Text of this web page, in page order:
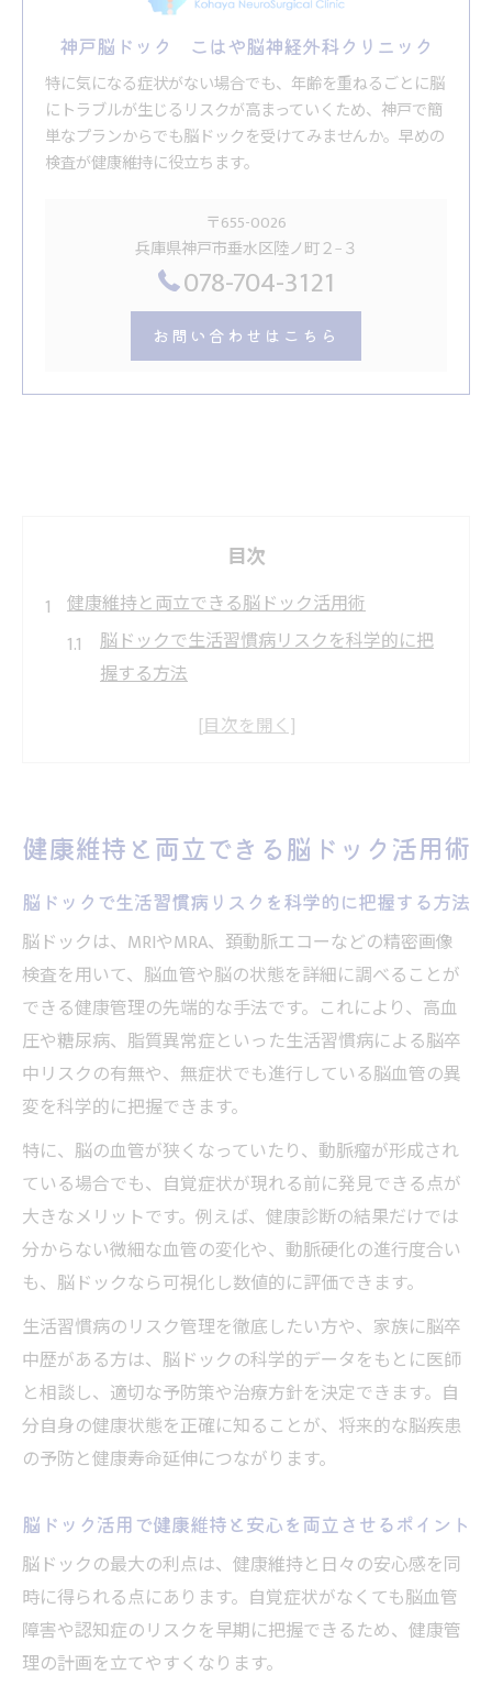
神戸脳ドック こはや脳神経外科クリニック
特に気になる症状がない場合でも、年齢を重ねるごとに脳
にトラブルが生じるリスクが高まっていくため、神戸で簡
単なプランからでも脳ドックを受けてみませんか。早めの
検査が健康維持に役立ちます。
〒655-0026
兵庫県神戸市垂水区陸ノ町２−３
078-704-3121
お問い合わせはこちら
目次
健康維持と両立できる脳ドック活用術
脳ドックで生活習慣病リスクを科学的に把
握する方法
脳ドック活用で健康維持と安心を両立させ
脳ドック検査の特徴と健康診断との違いを
グとコツ
脳ドック受診で見える未来の安心とは
脳ドックがもたらす『異常なし』という安
心感の大きさ
脳ドック受診後の生活習慣改善と精神的メ
将来を見据えた脳ドック受診が家族の負担
軽減に役立つ理由
脳ドックで得られる早期発見による安心の
根拠
脳ドック受診が不安解消と健康維持につな
がる理由
自覚症状がない脳疾患を早期発見する方法
自覚症状がない脳疾患も脳ドックで早期発
見が可能
さない工夫
脳ドックで見つかる異常と健康維持へのつ
なげ方
脳ドックの精密画像診断が早期発見に有効
な理由
健康維持と両立できる脳ドック活用術
脳ドックで生活習慣病リスクを科学的に把握する方法
脳ドックは、MRIやMRA、頚動脈エコーなどの精密画像
検査を用いて、脳血管や脳の状態を詳細に調べることが
できる健康管理の先端的な手法です。これにより、高血
圧や糖尿病、脂質異常症といった生活習慣病による脳卒
中リスクの有無や、無症状でも進行している脳血管の異
変を科学的に把握できます。
特に、脳の血管が狭くなっていたり、動脈瘤が形成され
ている場合でも、自覚症状が現れる前に発見できる点が
大きなメリットです。例えば、健康診断の結果だけでは
分からない微細な血管の変化や、動脈硬化の進行度合い
も、脳ドックなら可視化し数値的に評価できます。
生活習慣病のリスク管理を徹底したい方や、家族に脳卒
中歴がある方は、脳ドックの科学的データをもとに医師
と相談し、適切な予防策や治療方針を決定できます。自
分自身の健康状態を正確に知ることが、将来的な脳疾患
の予防と健康寿命延伸につながります。
脳ドック活用で健康維持と安心を両立させるポイント
脳ドックの最大の利点は、健康維持と日々の安心感を同
時に得られる点にあります。自覚症状がなくても脳血管
障害や認知症のリスクを早期に把握できるため、健康管
理の計画を立てやすくなります。